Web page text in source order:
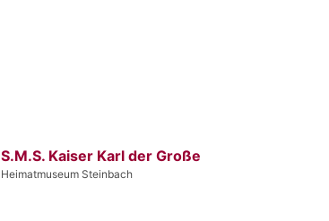
S.M.S. Kaiser Karl der Große
Heimatmuseum Steinbach